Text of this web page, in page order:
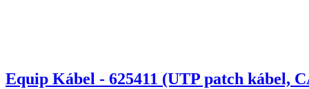
Equip Kábel - 625411 (UTP patch kábel,